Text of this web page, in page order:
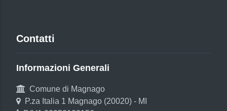
Contatti
Informazioni Generali
Comune di Magnago
P.za Italia 1 Magnago (20020) - MI